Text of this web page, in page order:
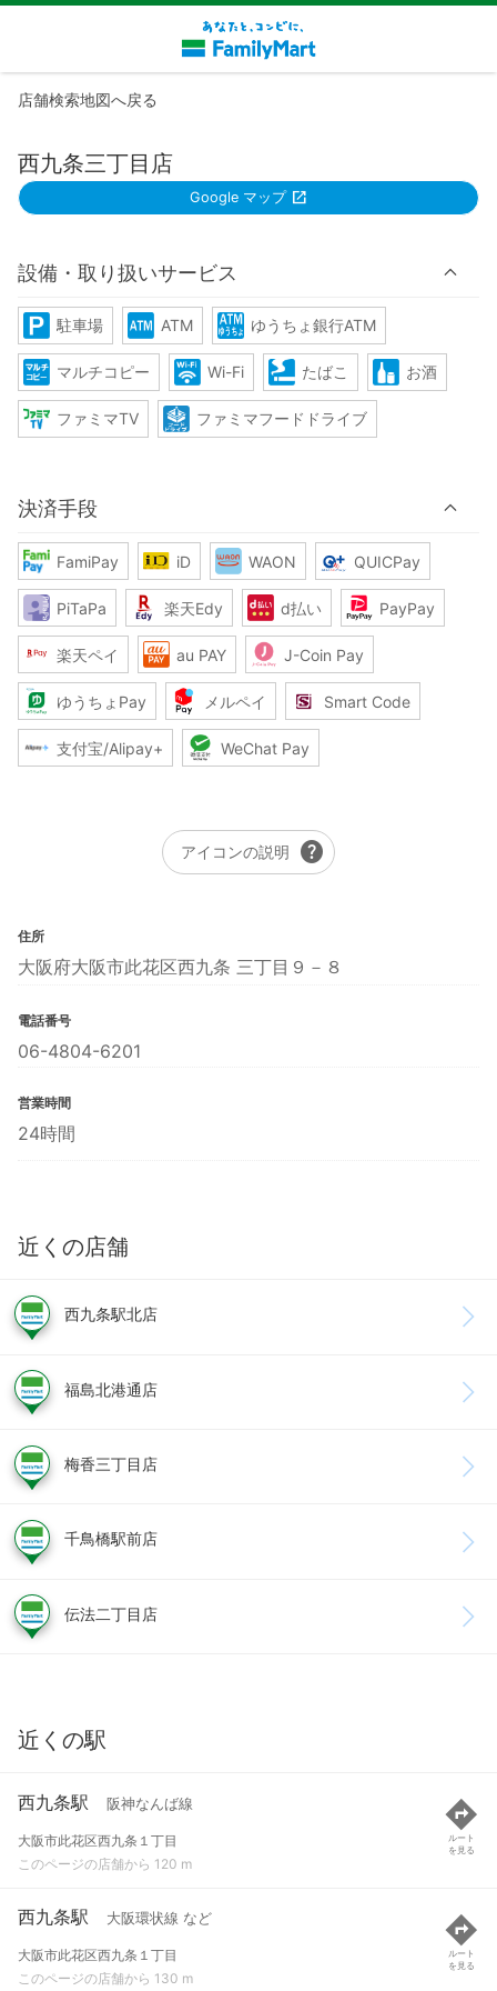
店舗検索地図へ戻る
西九条三丁目店
Google マップ
設備・取り扱いサービス
駐車場 ATM ゆうちょ銀行ATM
マルチコピー Wi-Fi たばこ お酒
ファミマTV ファミマフードドライブ
決済手段
FamiPay iD WAON QUICPay
PiTaPa 楽天Edy d払い PayPay
楽天ペイ au PAY J-Coin Pay
ゆうちょPay メルペイ Smart Code
支付宝/Alipay+ WeChat Pay
アイコンの説明 help
住所
大阪府大阪市此花区西九条 三丁目９－８
電話番号
06-4804-6201
営業時間
24時間
近くの店舗
西九条駅北店
福島北港通店
梅香三丁目店
千鳥橋駅前店
伝法二丁目店
近くの駅
西九条駅 阪神なんば線
大阪市此花区西九条１丁目
このページの店舗から 120 m
ルート
を見る
西九条駅 大阪環状線 など
大阪市此花区西九条１丁目
このページの店舗から 130 m
ルート
を見る